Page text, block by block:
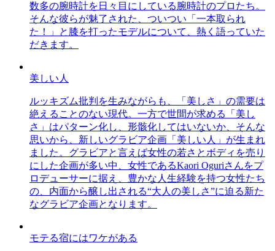
数多の腕時計を日々目にしている腕時計のプロたち。
そんな彼らが魅了された、ついつい「一本取られ
た！」と膝を打ったモデルについて、熱く語っていた
だきます。
美しい人
ルッキズム批判を生みながらも、「美しさ」の需要は
絶えることのない現代。一方で世間が求める「美し
さ」はパターン化し、形骸化してはいないか、そんな
思いから、新しいグラビア企画「美しい人」が生まれ
ました。グラビアと言えば女性の若さとボディを売り
にした企画が多い中、女性であるKaori Oguriさんをプ
ロデューサーに据え、豊かな人生経験を持つ女性たち
の、内面から醸し出される“大人の美しさ”に迫る新た
なグラビア企画となります。
モテる宿にはワケがある